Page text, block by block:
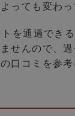
っても変わっ
を通過でき
せんので、
口コミを参